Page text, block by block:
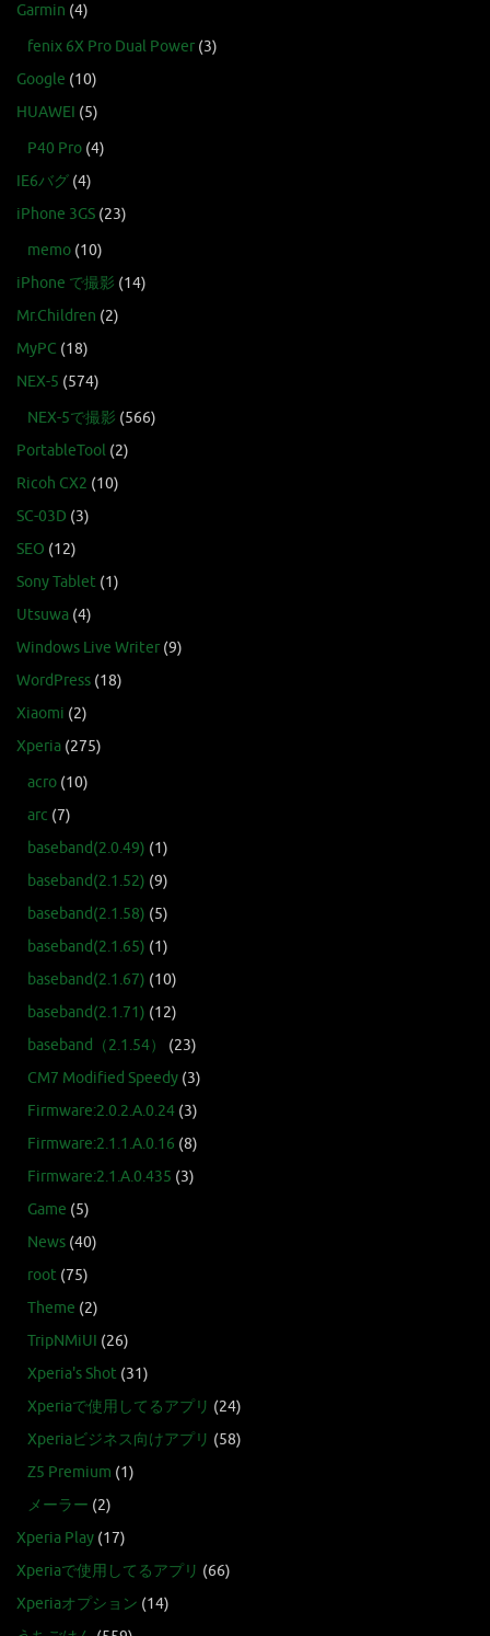
Garmin (4)
fenix 6X Pro Dual Power (3)
Google (10)
HUAWEI (5)
P40 Pro (4)
IE6バグ (4)
iPhone 3GS (23)
memo (10)
iPhone で撮影 (14)
Mr.Children (2)
MyPC (18)
NEX-5 (574)
NEX-5で撮影 (566)
PortableTool (2)
Ricoh CX2 (10)
SC-03D (3)
SEO (12)
Sony Tablet (1)
Utsuwa (4)
Windows Live Writer (9)
WordPress (18)
Xiaomi (2)
Xperia (275)
acro (10)
arc (7)
baseband(2.0.49) (1)
baseband(2.1.52) (9)
baseband(2.1.58) (5)
baseband(2.1.65) (1)
baseband(2.1.67) (10)
baseband(2.1.71) (12)
baseband（2.1.54）
(23)
CM7 Modified Speedy (3)
Firmware:2.0.2.A.0.24 (3)
Firmware:2.1.1.A.0.16 (8)
Firmware:2.1.A.0.435 (3)
Game (5)
News (40)
root (75)
Theme (2)
TripNMiUI (26)
Xperia's Shot (31)
Xperiaで使用してるアプリ (24)
Xperiaビジネス向けアプリ (58)
Z5 Premium (1)
メーラー (2)
Xperia Play (17)
Xperiaで使用してるアプリ (66)
Xperiaオプション (14)